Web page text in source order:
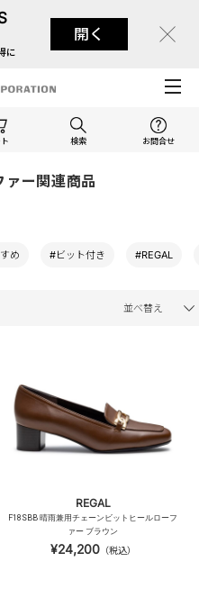
に
開く
検索 お問合せ
ァー関連商品
め #ビット付き #REGAL
並べ替え
REGAL
F18SBB 晴雨兼用チェーンビットヒールローフ
ァー ブラウン
¥24,200（税込）